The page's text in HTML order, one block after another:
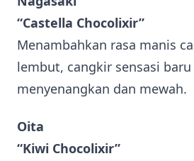
“Castella Chocolixir”
Menambahkan rasa manis
lembut, cangkir sensasi baru
menyenangkan dan mewah.
Oita
“Kiwi Chocolixir”